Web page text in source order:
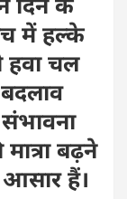
में हल्के
हवा चल
संभावना
बढ़ने
हैं।